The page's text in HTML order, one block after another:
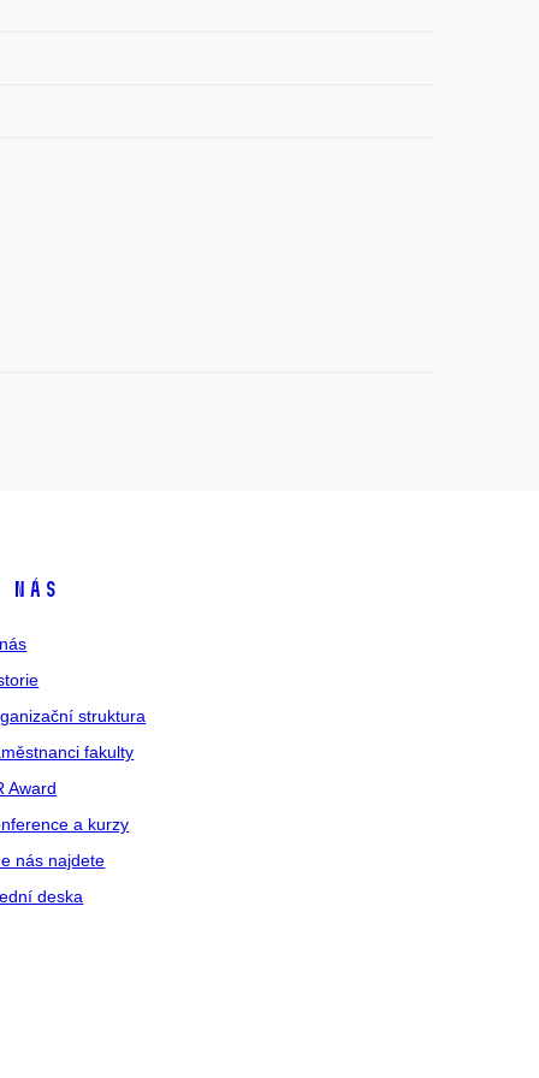
nás
struktura
fakulty
Award
a kurzy
nás najdete
deska